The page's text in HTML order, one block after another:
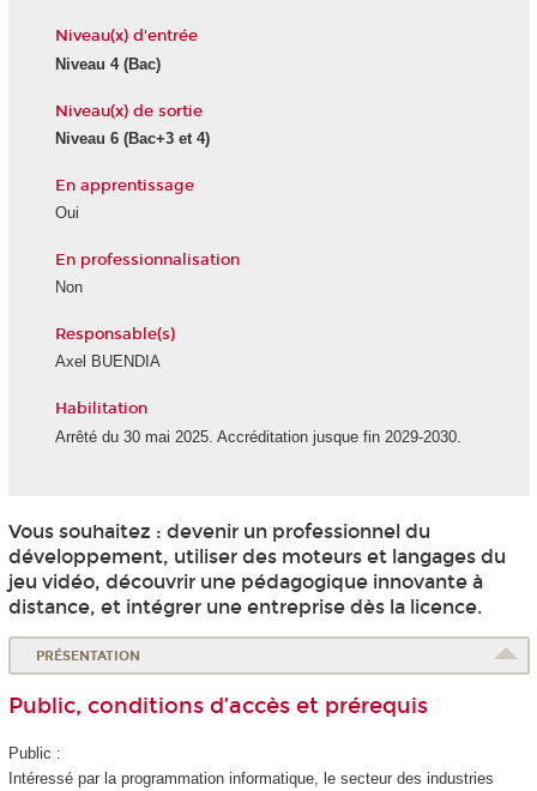
Niveau(x) d'entrée
Niveau 4 (Bac)
Niveau(x) de sortie
Niveau 6 (Bac+3 et 4)
En apprentissage
Oui
En professionnalisation
Non
Responsable(s)
Axel BUENDIA
Habilitation
Arrêté du 30 mai 2025. Accréditation jusque fin 2029-2030.
Vous souhaitez : devenir un professionnel du
développement, utiliser des moteurs et langages du
jeu vidéo, découvrir une pédagogique innovante à
distance, et intégrer une entreprise dès la licence.
PRÉSENTATION
Public, conditions d’accès et prérequis
Public :
Intéressé par la programmation informatique, le secteur des industries